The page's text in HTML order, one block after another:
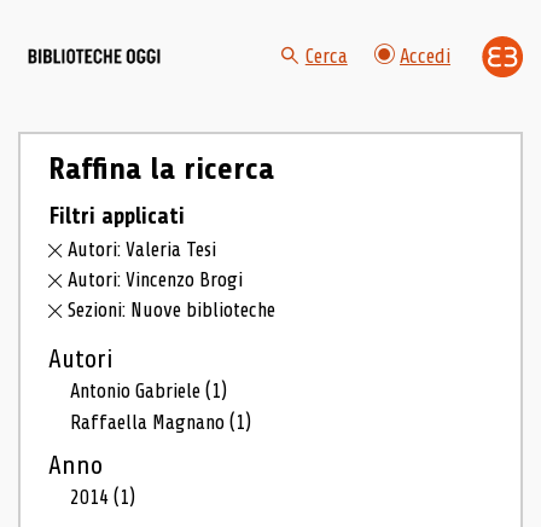
Cerca Accedi
Raffina la ricerca
Filtri applicati
Autori: Valeria Tesi
Autori: Vincenzo Brogi
Sezioni: Nuove biblioteche
Autori
Antonio Gabriele(1)
Raffaella Magnano(1)
Anno
2014(1)